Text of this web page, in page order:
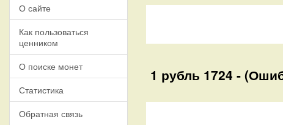
О сайте
Как пользоваться
ценником
О поиске монет
Статистика
Обратная связь
1 рубль 1724 -